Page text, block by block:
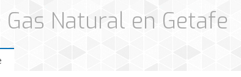
Natural en Getafe